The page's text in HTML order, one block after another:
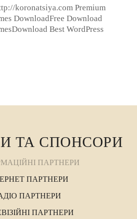
koronatsiya.com Premium
DownloadFree Download
Best WordPress
ТА СПОНСОРИ
ПАРТНЕРИ
ПАРТНЕРИ
ПАРТНЕРИ
ПАРТНЕРИ